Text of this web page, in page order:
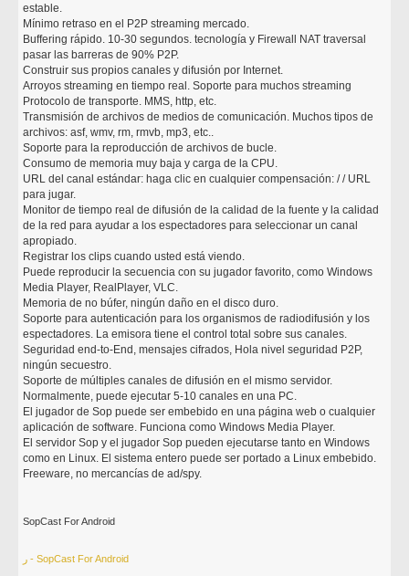
estable.
Mínimo retraso en el P2P streaming mercado.
Buffering rápido. 10-30 segundos. tecnología y Firewall NAT traversal
pasar las barreras de 90% P2P.
Construir sus propios canales y difusión por Internet.
Arroyos streaming en tiempo real. Soporte para muchos streaming
Protocolo de transporte. MMS, http, etc.
Transmisión de archivos de medios de comunicación. Muchos tipos de
archivos: asf, wmv, rm, rmvb, mp3, etc..
Soporte para la reproducción de archivos de bucle.
Consumo de memoria muy baja y carga de la CPU.
URL del canal estándar: haga clic en cualquier compensación: / / URL
para jugar.
Monitor de tiempo real de difusión de la calidad de la fuente y la calidad
de la red para ayudar a los espectadores para seleccionar un canal
apropiado.
Registrar los clips cuando usted está viendo.
Puede reproducir la secuencia con su jugador favorito, como Windows
Media Player, RealPlayer, VLC.
Memoria de no búfer, ningún daño en el disco duro.
Soporte para autenticación para los organismos de radiodifusión y los
espectadores. La emisora tiene el control total sobre sus canales.
Seguridad end-to-End, mensajes cifrados, Hola nivel seguridad P2P,
ningún secuestro.
Soporte de múltiples canales de difusión en el mismo servidor.
Normalmente, puede ejecutar 5-10 canales en una PC.
El jugador de Sop puede ser embebido en una página web o cualquier
aplicación de software. Funciona como Windows Media Player.
El servidor Sop y el jugador Sop pueden ejecutarse tanto en Windows
como en Linux. El sistema entero puede ser portado a Linux embebido.
Freeware, no mercancías de ad/spy.
SopCast For Android
ر - SopCast For Android